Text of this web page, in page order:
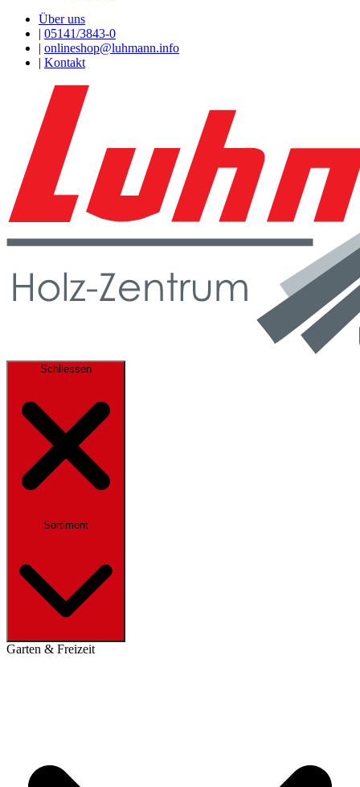
Über uns
| 05141/3843-0
| onlineshop@luhmann.info
| Kontakt
Schliessen
Sortiment
Garten & Freizeit